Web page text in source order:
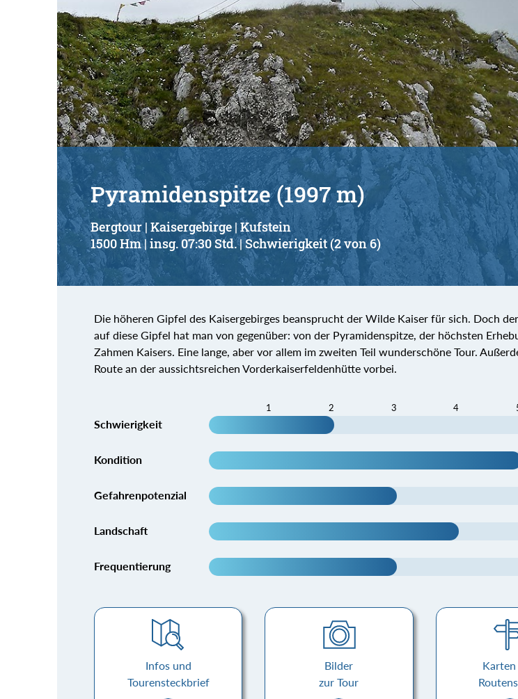
Pyramidenspitze (1997 m)
Bergtour | Kaisergebirge | Kufstein
1500 Hm | insg. 07:30 Std. | Schwierigkeit (2 von 6)
Die höheren Gipfel des Kaisergebirges beansprucht der Wilde Kaiser für sich. Doch
auf diese Gipfel hat man von gegenüber: von der Pyramidenspitze, der höchsten
Zahmen Kaisers. Eine lange, aber vor allem im zweiten Teil wunderschöne Tour.
Route an der aussichtsreichen Vorderkaiserfeldenhütte vorbei.
1 2 3 4
Schwierigkeit
Kondition
Gefahrenpotenzial
Landschaft
Frequentierung
Infos und
Tourensteckbrief
Bilder
zur Tour
Karten